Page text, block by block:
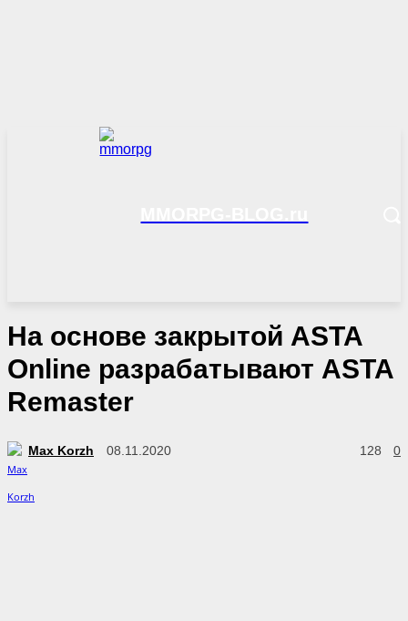
На основе закрытой ASTA
Online разрабатывают ASTA
Remaster
Max Korzh 08.11.2020 0
128